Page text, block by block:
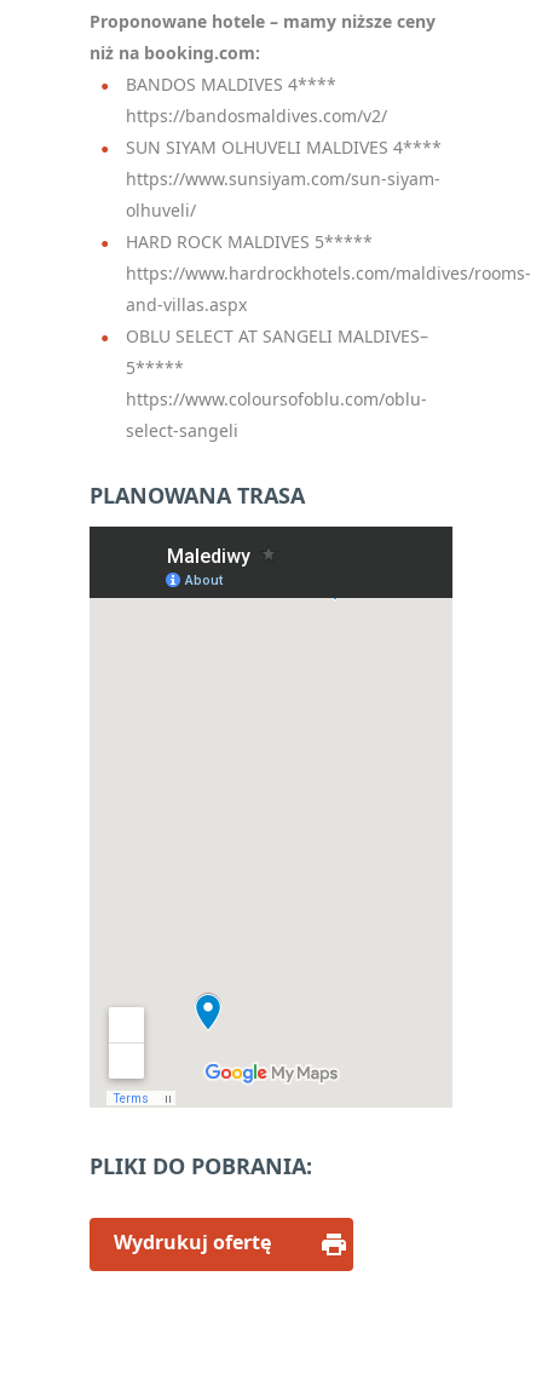
Proponowane hotele – mamy niższe ceny
niż na booking.com:
BANDOS MALDIVES 4****
https://bandosmaldives.com/v2/
SUN SIYAM OLHUVELI MALDIVES 4****
https://www.sunsiyam.com/sun-siyam-
olhuveli/
HARD ROCK MALDIVES 5*****
https://www.hardrockhotels.com/maldives/rooms-
and-villas.aspx
OBLU SELECT AT SANGELI MALDIVES–
5*****
https://www.coloursofoblu.com/oblu-
select-sangeli
PLANOWANA TRASA
PLIKI DO POBRANIA:
Wydrukuj ofertę